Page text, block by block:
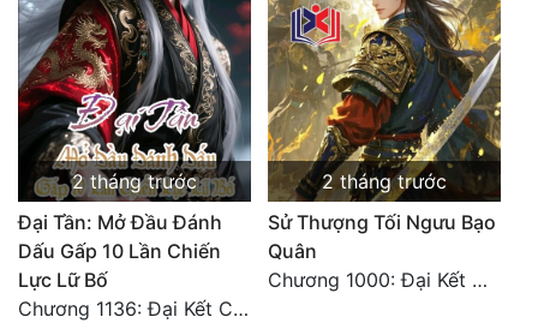
2 tháng trước
Đại Tần: Mở Đầu Đánh
Dấu Gấp 10 Lần Chiến
Lực Lữ Bố
Chương 1136: Đại Kết Cục
2 tháng trước
Sử Thượng Tối Ngưu Bạo
Quân
Chương 1000: Đại Kết Cục!